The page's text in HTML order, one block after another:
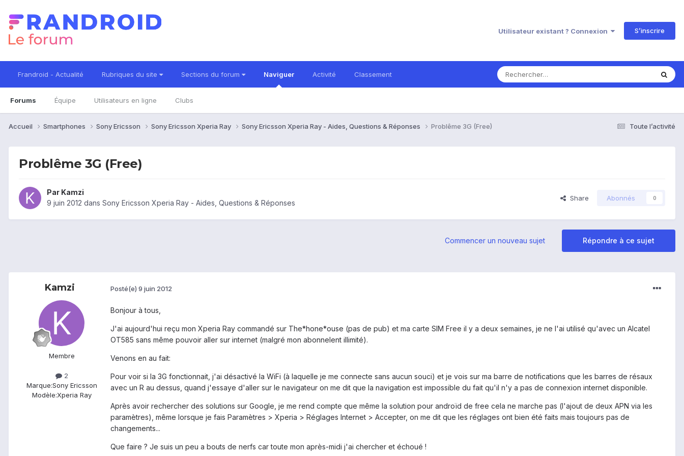
Utilisateur existant ? Connexion S’inscrire
Frandroid - Actualité Rubriques du site Sections du forum Naviguer
Forums Équipe Utilisateurs en ligne Clubs
Activité Classement
Toute l’activité
Accueil Smartphones Sony Ericsson Sony Ericsson Xperia Ray Sony Ericsson Xperia Ray - Aides, Questions & Réponses Problême 3G (Free)
Problême 3G (Free)
Par Kamzi
9 juin 2012 dans Sony Ericsson Xperia Ray - Aides, Questions & Réponses
Share Abonnés 0
Répondre à ce sujet
Commencer un nouveau sujet
Kamzi
Membre
2
Marque:Sony Ericsson
Modèle:Xperia Ray
Posté(e) 9 juin 2012
Bonjour à tous,
J'ai aujourd'hui reçu mon Xperia Ray commandé sur The*hone*ouse (pas de pub) et ma carte SIM Free il y a deux semaines, je ne l'ai utilisé qu'avec un Alcatel
OT585 sans même pouvoir aller sur internet (malgré mon abonnelent illimité).
Venons en au fait:
Pour voir si la 3G fonctionnait, j'ai désactivé la WiFi (à laquelle je me connecte sans aucun souci) et je vois sur ma barre de notifications que les barres de résaux
avec un R au dessus, quand j'essaye d'aller sur le navigateur on me dit que la navigation est impossible du fait qu'il n'y a pas de connexion internet disponible.
Après avoir rechercher des solutions sur Google, je me rend compte que même la solution pour androïd de free cela ne marche pas (l'ajout de deux APN via les
paramètres), même lorsque je fais Paramètres > Xperia > Réglages Internet > Accepter, on me dit que les réglages ont bien été faits mais toujours pas de
changements...
Que faire ? Je suis un peu a bouts de nerfs car toute mon après-midi j'ai chercher et échoué !